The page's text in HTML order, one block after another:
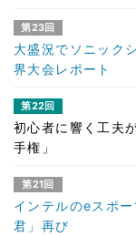
第23回
大盛況でソニック
界大会レポート
第22回
初心者に響く工夫
手権」
第21回
インテルのeスポ
君」再び